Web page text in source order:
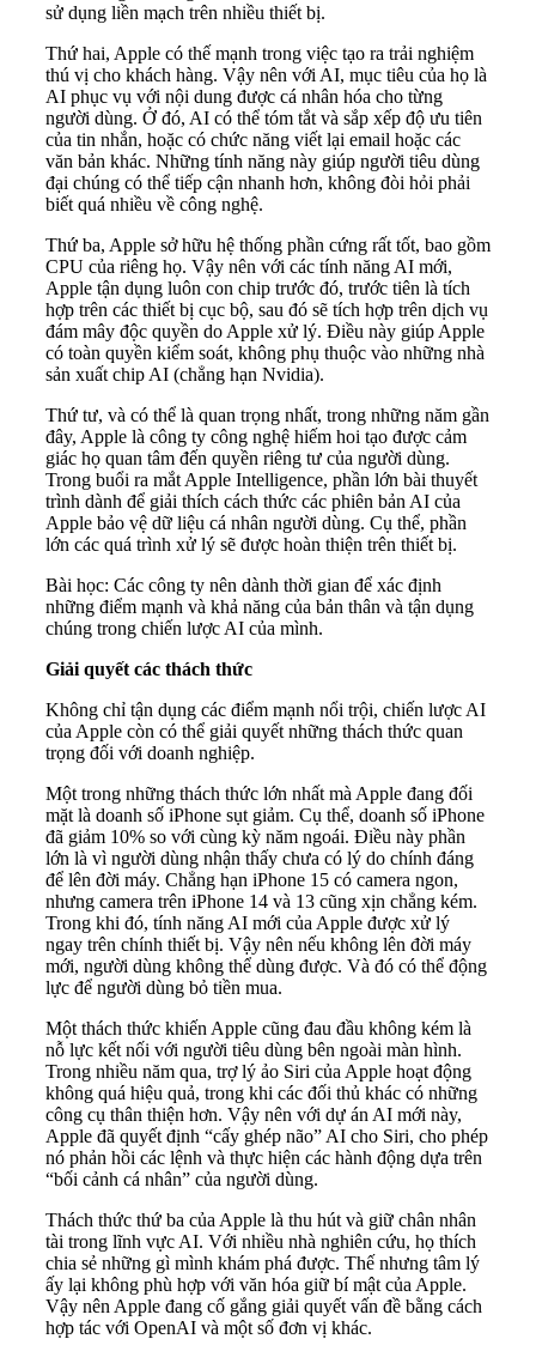
sử dụng liền mạch trên nhiều thiết bị.
Thứ hai, Apple có thế mạnh trong việc tạo ra trải nghiệm
thú vị cho khách hàng. Vậy nên với AI, mục tiêu của họ là
AI phục vụ với nội dung được cá nhân hóa cho từng
người dùng. Ở đó, AI có thể tóm tắt và sắp xếp độ ưu tiên
của tin nhắn, hoặc có chức năng viết lại email hoặc các
văn bản khác. Những tính năng này giúp người tiêu dùng
đại chúng có thể tiếp cận nhanh hơn, không đòi hỏi phải
biết quá nhiều về công nghệ.
Thứ ba, Apple sở hữu hệ thống phần cứng rất tốt, bao gồm
CPU của riêng họ. Vậy nên với các tính năng AI mới,
Apple tận dụng luôn con chip trước đó, trước tiên là tích
hợp trên các thiết bị cục bộ, sau đó sẽ tích hợp trên dịch vụ
đám mây độc quyền do Apple xử lý. Điều này giúp Apple
có toàn quyền kiểm soát, không phụ thuộc vào những nhà
sản xuất chip AI (chẳng hạn Nvidia).
Thứ tư, và có thể là quan trọng nhất, trong những năm gần
đây, Apple là công ty công nghệ hiếm hoi tạo được cảm
giác họ quan tâm đến quyền riêng tư của người dùng.
Trong buổi ra mắt Apple Intelligence, phần lớn bài thuyết
trình dành để giải thích cách thức các phiên bản AI của
Apple bảo vệ dữ liệu cá nhân người dùng. Cụ thể, phần
lớn các quá trình xử lý sẽ được hoàn thiện trên thiết bị.
Bài học: Các công ty nên dành thời gian để xác định
những điểm mạnh và khả năng của bản thân và tận dụng
chúng trong chiến lược AI của mình.
Giải quyết các thách thức
Không chỉ tận dụng các điểm mạnh nổi trội, chiến lược AI
của Apple còn có thể giải quyết những thách thức quan
trọng đối với doanh nghiệp.
Một trong những thách thức lớn nhất mà Apple đang đối
mặt là doanh số iPhone sụt giảm. Cụ thể, doanh số iPhone
đã giảm 10% so với cùng kỳ năm ngoái. Điều này phần
lớn là vì người dùng nhận thấy chưa có lý do chính đáng
để lên đời máy. Chẳng hạn iPhone 15 có camera ngon,
nhưng camera trên iPhone 14 và 13 cũng xịn chẳng kém.
Trong khi đó, tính năng AI mới của Apple được xử lý
ngay trên chính thiết bị. Vậy nên nếu không lên đời máy
mới, người dùng không thể dùng được. Và đó có thể động
lực để người dùng bỏ tiền mua.
Một thách thức khiến Apple cũng đau đầu không kém là
nỗ lực kết nối với người tiêu dùng bên ngoài màn hình.
Trong nhiều năm qua, trợ lý ảo Siri của Apple hoạt động
không quá hiệu quả, trong khi các đối thủ khác có những
công cụ thân thiện hơn. Vậy nên với dự án AI mới này,
Apple đã quyết định “cấy ghép não” AI cho Siri, cho phép
nó phản hồi các lệnh và thực hiện các hành động dựa trên
“bối cảnh cá nhân” của người dùng.
Thách thức thứ ba của Apple là thu hút và giữ chân nhân
tài trong lĩnh vực AI. Với nhiều nhà nghiên cứu, họ thích
chia sẻ những gì mình khám phá được. Thế nhưng tâm lý
ấy lại không phù hợp với văn hóa giữ bí mật của Apple.
Vậy nên Apple đang cố gắng giải quyết vấn đề bằng cách
hợp tác với OpenAI và một số đơn vị khác.